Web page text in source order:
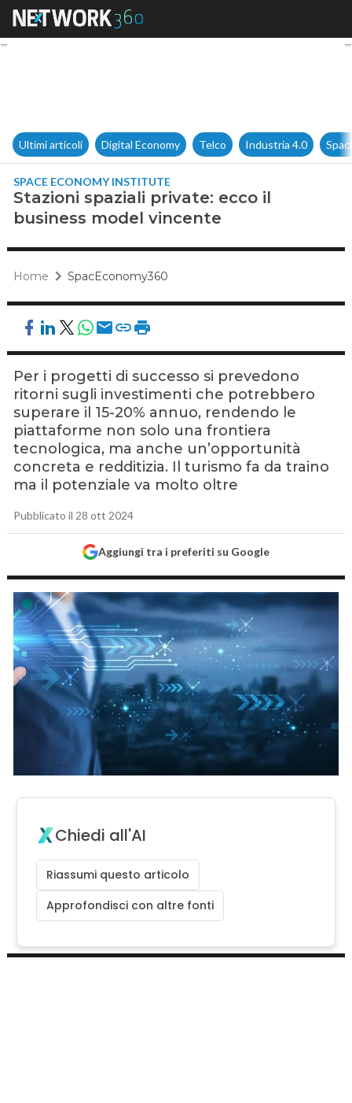
Stazioni spaziali private:
Ultimi articoli Digital Economy Telco Industria 4.0
SPACE ECONOMY INSTITUTE
Stazioni spaziali private: ecco il
business model vincente
Home SpacEconomy360
Per i progetti di successo si prevedono
ritorni sugli investimenti che potrebbero
superare il 15-20% annuo, rendendo le
piattaforme non solo una frontiera
tecnologica, ma anche un’opportunità
concreta e redditizia. Il turismo fa da traino
ma il potenziale va molto oltre
Pubblicato il 28 ott 2024
Aggiungi tra i preferiti su Google
Chiedi all'AI
Riassumi questo articolo
Approfondisci con altre fonti